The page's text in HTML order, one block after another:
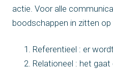
actie. Voor alle
boodschappen in zitten op
Referentieel : er
Relationeel : het